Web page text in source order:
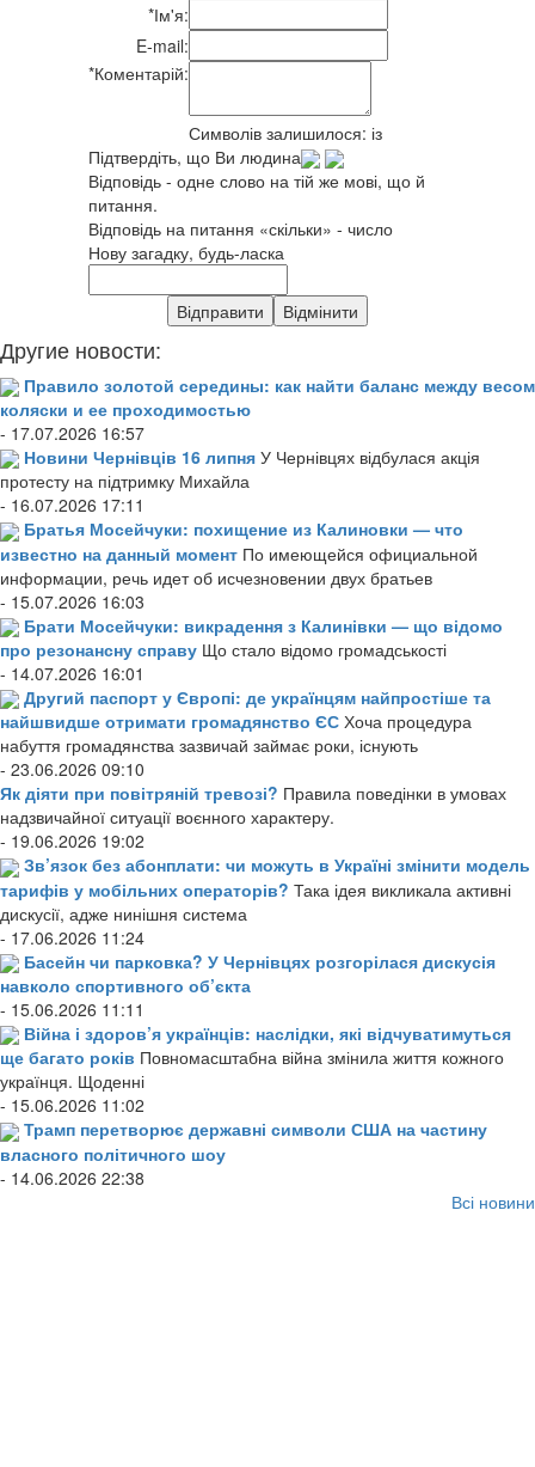
*Ім'я:
E-mail:
*Коментарій:
Символів залишилося: із
Підтвердіть, що Ви людина
Відповідь - одне слово на тій же мові, що й
питання.
Відповідь на питання «скільки» - число
Нову загадку, будь-ласка
Другие новости:
Правило золотой середины: как найти баланс между весом
коляски и ее проходимостью
- 17.07.2026 16:57
Новини Чернівців 16 липня У Чернівцях відбулася акція
протесту на підтримку Михайла
- 16.07.2026 17:11
Братья Мосейчуки: похищение из Калиновки — что
известно на данный момент По имеющейся официальной
информации, речь идет об исчезновении двух братьев
- 15.07.2026 16:03
Брати Мосейчуки: викрадення з Калинівки — що відомо
про резонансну справу Що стало відомо громадськості
- 14.07.2026 16:01
Другий паспорт у Європі: де українцям найпростіше та
найшвидше отримати громадянство ЄС Хоча процедура
набуття громадянства зазвичай займає роки, існують
- 23.06.2026 09:10
Як діяти при повітряній тревозі? Правила поведінки в умовах
надзвичайної ситуації воєнного характеру.
- 19.06.2026 19:02
Зв’язок без абонплати: чи можуть в Україні змінити модель
тарифів у мобільних операторів? Така ідея викликала активні
дискусії, адже нинішня система
- 17.06.2026 11:24
Басейн чи парковка? У Чернівцях розгорілася дискусія
навколо спортивного об’єкта
- 15.06.2026 11:11
Війна і здоров’я українців: наслідки, які відчуватимуться
ще багато років Повномасштабна війна змінила життя кожного
українця. Щоденні
- 15.06.2026 11:02
Трамп перетворює державні символи США на частину
власного політичного шоу
- 14.06.2026 22:38
Всі новини